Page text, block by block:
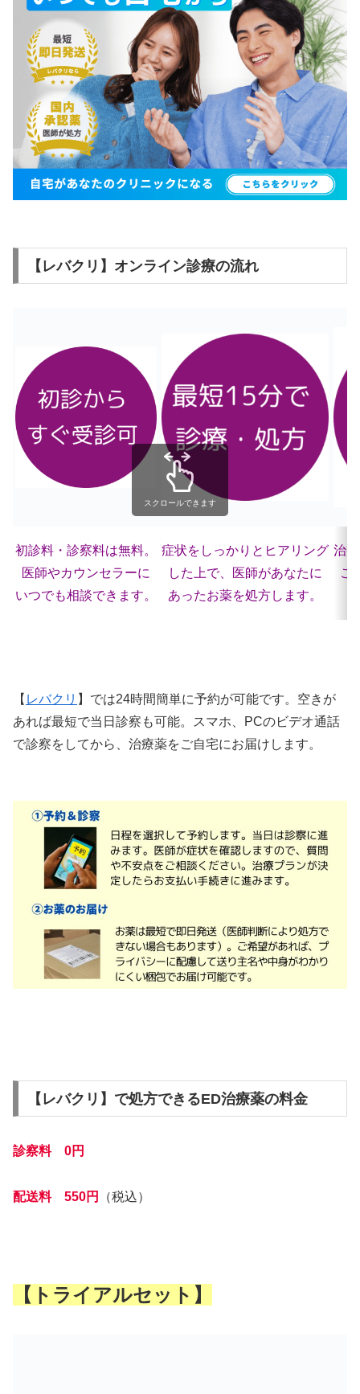
【レバクリ】オンライン診療の流れ
初診料・診察料は無料。
医師やカウンセラーに
いつでも相談できます。
症状をしっかりとヒアリング
した上で、医師があなたに
あったお薬を処方します。
治
ご
スクロールできます
【 レバクリ 】では24時間簡単に予約が可能です。空きが
あれば最短で当日診察も可能。スマホ、PCのビデオ通話
で診察をしてから、治療薬をご自宅にお届けします。
【レバクリ】で処方できるED治療薬の料金
診察料 0円
配送料 550円 （税込）
【トライアルセット】